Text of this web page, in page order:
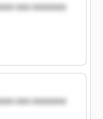
xxx xxxxxxx
xxx xxxxxxx